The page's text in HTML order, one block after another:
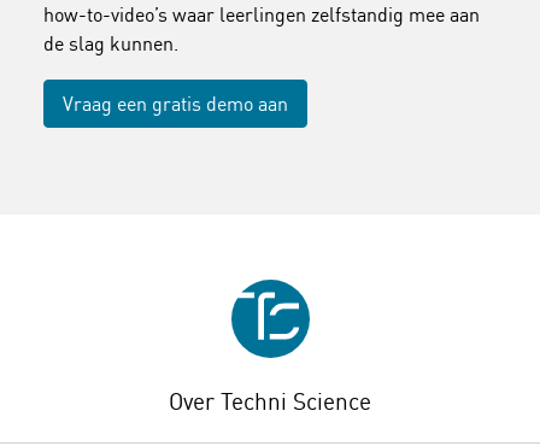
how-to-video’s waar leerlingen zelfstandig mee aan
de slag kunnen.
Vraag een gratis demo aan
Over Techni Science